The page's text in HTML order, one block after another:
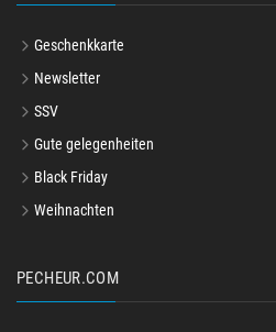
Geschenkkarte
Newsletter
SSV
Gute gelegenheiten
Black Friday
Weihnachten
PECHEUR.COM